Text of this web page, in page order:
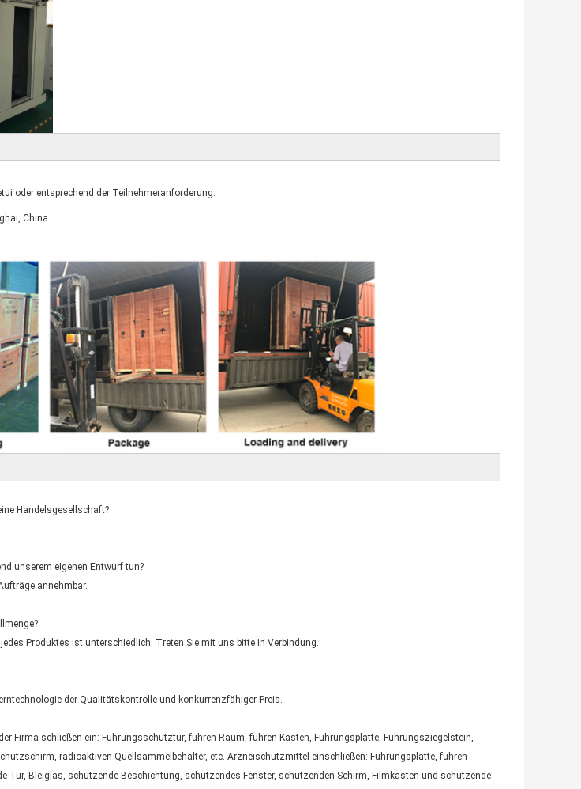
oder entsprechend der Teilnehmeranforderung.
China
Handelsgesellschaft?
unserem eigenen Entwurf tun?
annehmbar.
Produktes ist unterschiedlich. Treten Sie mit uns bitte in Verbindung.
der Qualitätskontrolle und konkurrenzfähiger Preis.
Firma schließen ein: Führungsschutztür, führen Raum, führen Kasten, Führungsplatte, Führungsziegelstein,
radioaktiven Quellsammelbehälter, etc.-Arzneischutzmittel einschließen: Führungsplatte, führen
Tür, Bleiglas, schützende Beschichtung, schützendes Fenster, schützenden Schirm, Filmkasten und schützende